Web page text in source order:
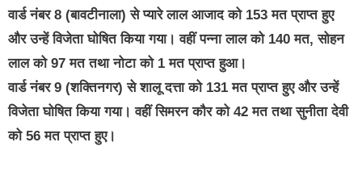
वार्ड नंबर 8 (बावटीनाला) से प्यारे लाल आजाद को 153 मत प्राप्त हुए
और उन्हें विजेता घोषित किया गया। वहीं पन्ना लाल को 140 मत, सोहन
लाल को 97 मत तथा नोटा को 1 मत प्राप्त हुआ।
वार्ड नंबर 9 (शक्तिनगर) से शालू दत्ता को 131 मत प्राप्त हुए और उन्हें
विजेता घोषित किया गया। वहीं सिमरन कौर को 42 मत तथा सुनीता देवी
को 56 मत प्राप्त हुए।